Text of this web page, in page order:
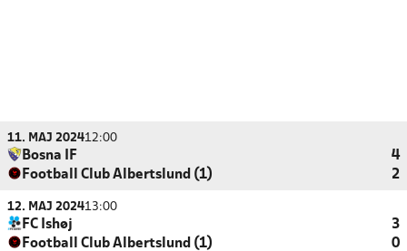
11. MAJ 202412:00
Bosna IF
4
Football Club Albertslund (1)
2
12. MAJ 202413:00
FC Ishøj
3
Football Club Albertslund (1)
0